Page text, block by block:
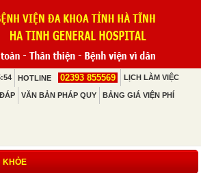
HOTLINE 02393 855569 LỊCH LÀM VIỆC
VĂN BẢN PHÁP QUY BẢNG GIÁ VIỆN PHÍ
KHỎE